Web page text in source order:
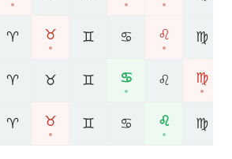
♈ ♉ ♊ ♋ ♌ ♍
♈ ♉ ♊ ♋ ♌ ♍
♈ ♉ ♊ ♋ ♌ ♍